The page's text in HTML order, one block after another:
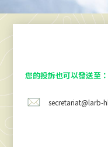
您的投訴也可以發送至：
secretariat@larb-